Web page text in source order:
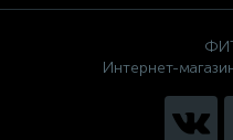
Интернет-